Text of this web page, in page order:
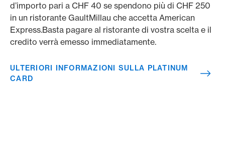
d’importo pari a CHF 40 se spendono più di CHF 250
in un ristorante GaultMillau che accetta American
Express.Basta pagare al ristorante di vostra scelta e il
credito verrà emesso immediatamente.
ULTERIORI INFORMAZIONI SULLA PLATINUM
CARD